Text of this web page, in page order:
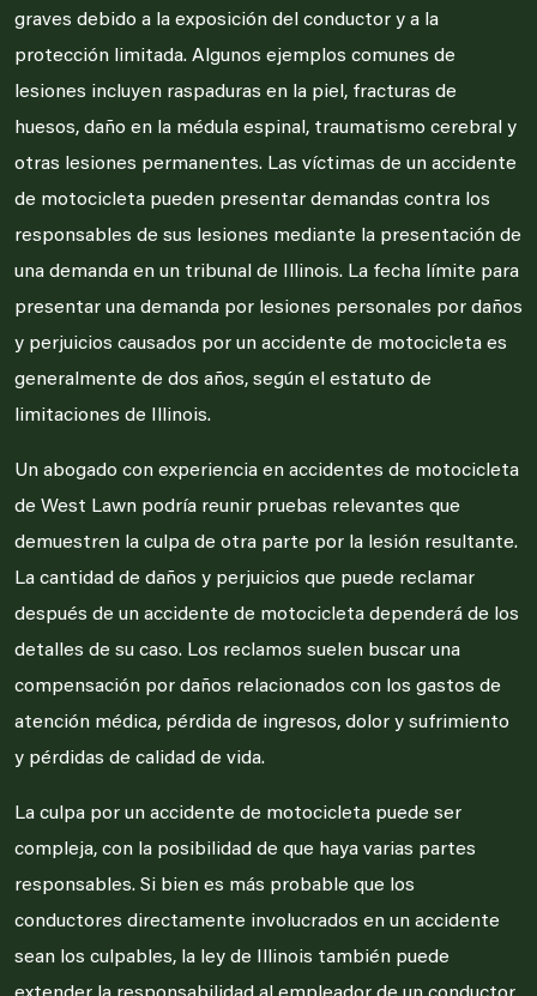
graves debido a la exposición del conductor y a la
protección limitada. Algunos ejemplos comunes de
lesiones incluyen raspaduras en la piel, fracturas de
huesos, daño en la médula espinal, traumatismo cerebral y
otras lesiones permanentes. Las víctimas de un accidente
de motocicleta pueden presentar demandas contra los
responsables de sus lesiones mediante la presentación de
una demanda en un tribunal de Illinois. La fecha límite para
presentar una demanda por lesiones personales por daños
y perjuicios causados ​​por un accidente de motocicleta es
generalmente de dos años, según el estatuto de
limitaciones de Illinois.
Un abogado con experiencia en accidentes de motocicleta
de West Lawn podría reunir pruebas relevantes que
demuestren la culpa de otra parte por la lesión resultante.
La cantidad de daños y perjuicios que puede reclamar
después de un accidente de motocicleta dependerá de los
detalles de su caso. Los reclamos suelen buscar una
compensación por daños relacionados con los gastos de
atención médica, pérdida de ingresos, dolor y sufrimiento
y pérdidas de calidad de vida.
La culpa por un accidente de motocicleta puede ser
compleja, con la posibilidad de que haya varias partes
responsables. Si bien es más probable que los
conductores directamente involucrados en un accidente
sean los culpables, la ley de Illinois también puede